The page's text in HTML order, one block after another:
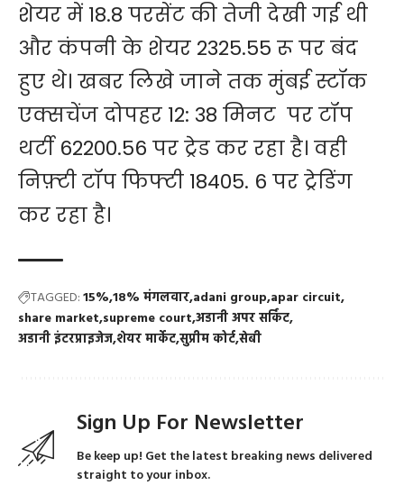
शेयर में 18.8 परसेंट की तेजी देखी गई थी
और कंपनी के शेयर 2325.55 रू पर बंद
हुए थे। खबर लिखे जाने तक मुंबई स्टॉक
एक्सचेंज दोपहर 12: 38 मिनट पर टॉप
थर्टी 62200.56 पर ट्रेड कर रहा है। वही
निफ़्टी टॉप फिफ्टी 18405. 6 पर ट्रेडिंग
कर रहा है।
TAGGED:15% 18% मंगलवार adani group apar circuit
share market supreme court अडानी अपर सर्किट
अडानी इंटरप्राइजेज शेयर मार्केटसुप्रीम कोर्टसेबी
Sign Up For Newsletter
Be keep up! Get the latest breaking news delivered
straight to your inbox.